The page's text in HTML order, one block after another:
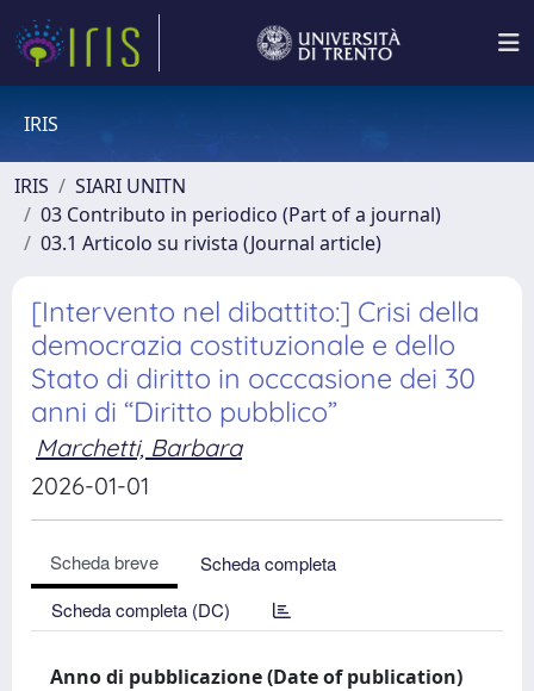
IRIS
IRIS
SIARI UNITN
03 Contributo in periodico (Part of a journal)
03.1 Articolo su rivista (Journal article)
[Intervento nel dibattito:] Crisi della
democrazia costituzionale e dello
Stato di diritto in occcasione dei 30
anni di “Diritto pubblico”
Marchetti, Barbara
2026-01-01
Scheda breve
Scheda completa
Scheda completa (DC)
Anno di pubblicazione (Date of publication)